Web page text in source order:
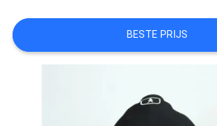
PRIVACY
POLICY
BESTE PRIJS